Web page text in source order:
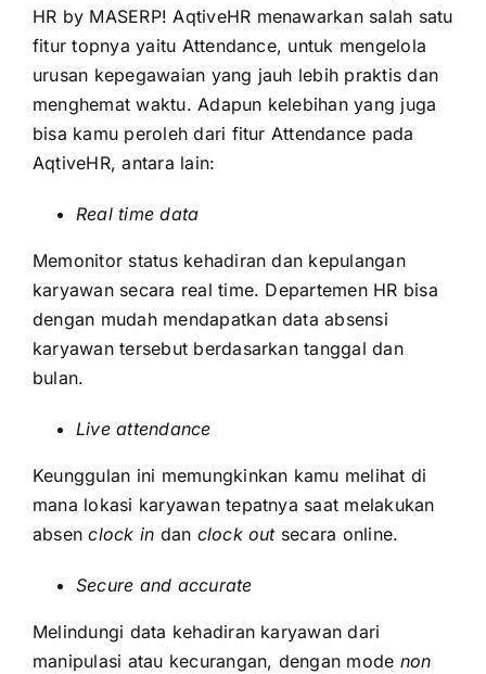
HR by MASERP! AqtiveHR menawarkan salah satu
fitur topnya yaitu Attendance, untuk mengelola
urusan kepegawaian yang jauh lebih praktis dan
menghemat waktu. Adapun kelebihan yang juga
bisa kamu peroleh dari fitur Attendance pada
AqtiveHR, antara lain:
Real time data
Memonitor status kehadiran dan kepulangan
karyawan secara real time. Departemen HR bisa
dengan mudah mendapatkan data absensi
karyawan tersebut berdasarkan tanggal dan
bulan.
Live attendance
Keunggulan ini memungkinkan kamu melihat di
mana lokasi karyawan tepatnya saat melakukan
absenclock in dan clock out secara online.
Secure and accurate
Melindungi data kehadiran karyawan dari
manipulasi atau kecurangan, dengan mode non